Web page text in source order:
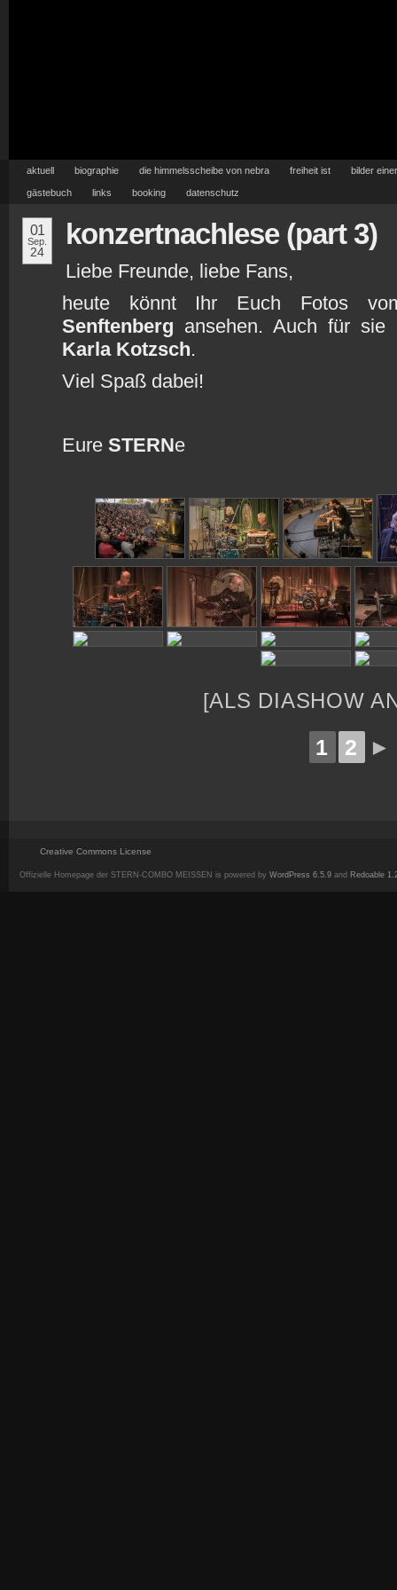
aktuell biographie die himmelsscheibe von nebra freiheit ist bilder
gästebuch links booking datenschutz
01
Sep.
24
konzertnachlese (part 3)
Liebe Freunde, liebe Fans,
heute könnt Ihr Euch Fotos
Senftenberg ansehen. Auch für sie
Karla Kotzsch.
Viel Spaß dabei!
Eure STERNe
[ALS DIASHOW
1 2 ►
Creative Commons License
Offizielle Homepage der STERN-COMBO MEISSEN is powered by WordPress 6.5.9 and Redoable